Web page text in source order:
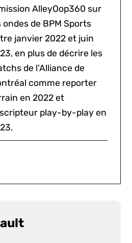
AlleyOop360 sur
ondes de BPM Sports
janvier 2022 et juin
en plus de décrire les
de l'Alliance de
comme reporter
en 2022 et
play-by-play en